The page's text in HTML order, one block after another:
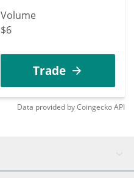
Volume
$6
Trade
Data provided byCoingeckoAPI